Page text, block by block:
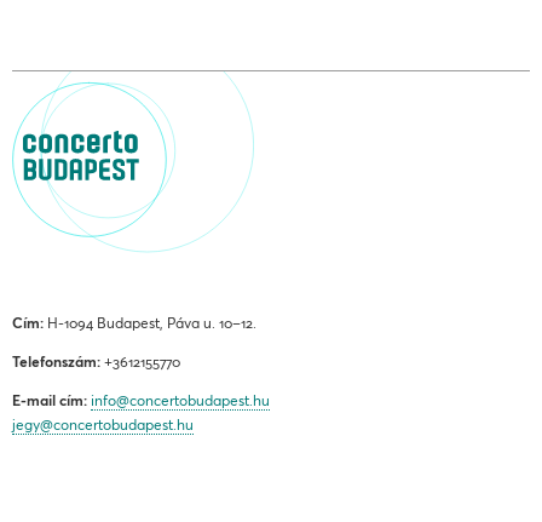
Cím: H-1094 Budapest, Páva u. 10–12.
Telefonszám: +3612155770
E-mail cím: info@concertobudapest.hu
jegy@concertobudapest.hu